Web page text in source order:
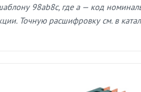
98ab8c, где a — код
Точную расшифровку см. в